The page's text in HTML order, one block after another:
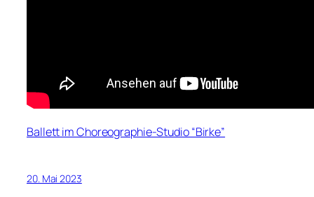
Ballett im Choreographie-Studio “Birke”
20. Mai 2023